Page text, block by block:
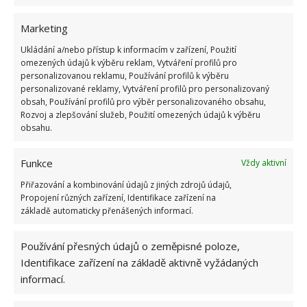
Marketing
Ukládání a/nebo přístup k informacím v zařízení, Použití
omezených údajů k výběru reklam, Vytváření profilů pro
personalizovanou reklamu, Používání profilů k výběru
personalizované reklamy, Vytváření profilů pro personalizovaný
obsah, Používání profilů pro výběr personalizovaného obsahu,
Rozvoj a zlepšování služeb, Použití omezených údajů k výběru
obsahu.
Funkce
Vždy aktivní
Přiřazování a kombinování údajů z jiných zdrojů údajů,
Propojení různých zařízení, Identifikace zařízení na
základě automaticky přenášených informací.
Používání přesných údajů o zeměpisné poloze,
Identifikace zařízení na základě aktivně vyžádaných
informací.